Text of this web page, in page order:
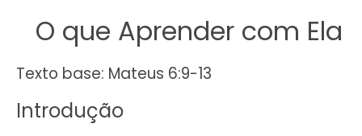
O que Aprender com Ela
Texto base: Mateus 6:9-13
Introdução